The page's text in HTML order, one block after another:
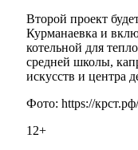
Второй проект
Курманаевка и
котельной для
средней школы,
искусств и центра
Фото: https://крст.рф/
12+